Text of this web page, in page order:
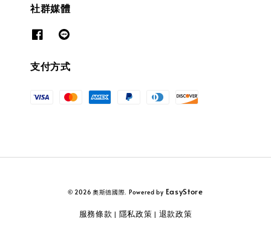
社群媒體
支付方式
© 2026 奧斯德國際. Powered by EasyStore
服務條款 | 隱私政策 | 退款政策